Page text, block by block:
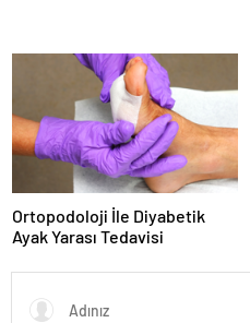
Ortopodoloji İle Diyabetik
Ayak Yarası Tedavisi